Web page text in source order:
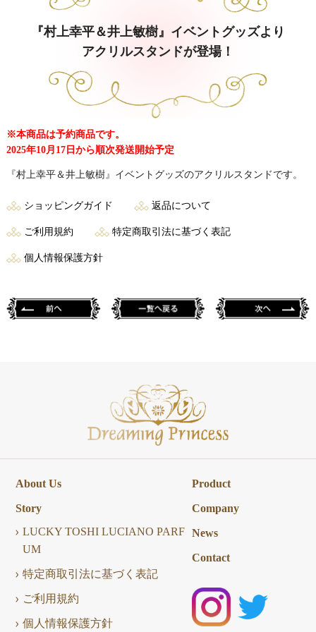
『村上幸平＆井上敏樹』イベントグッズより
アクリルスタンドが登場！
※本商品は予約商品です。
2025年10月17日から順次発送開始予定
『村上幸平＆井上敏樹』イベントグッズのアクリルスタンドです。
ショッピングガイド 返品について
ご利用規約 特定商取引法に基づく表記
個人情報保護方針
About Us
Story
LUCKY TOSHI LUCIANO PARF
UM
特定商取引法に基づく表記
ご利用規約
個人情報保護方針
Product
Company
News
Contact